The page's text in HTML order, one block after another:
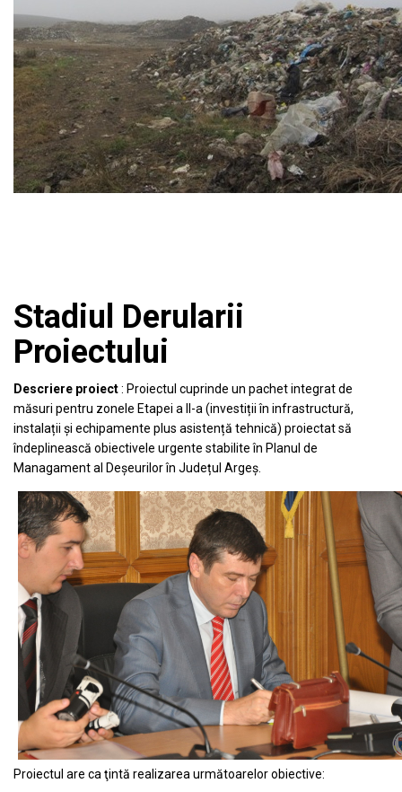
Stadiul Derularii
Proiectului
Descriere proiect: Proiectul cuprinde un pachet integrat de
măsuri pentru zonele Etapei a II-a (investiții în infrastructură,
instalații și echipamente plus asistență tehnică) proiectat să
îndeplinească obiectivele urgente stabilite în Planul de
Managament al Deșeurilor în Județul Argeș.
Proiectul are ca ţintă realizarea următoarelor obiective: